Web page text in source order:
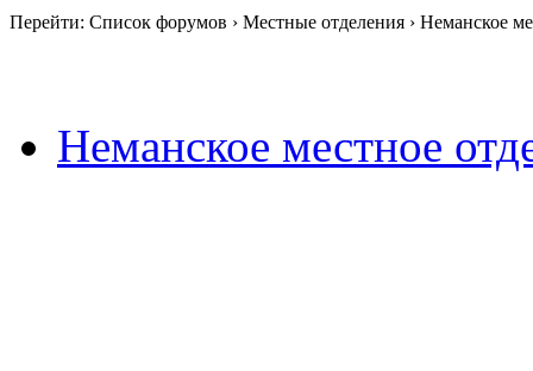
Перейти: Список форумов › Местные отделения › Неманское
Неманское местное